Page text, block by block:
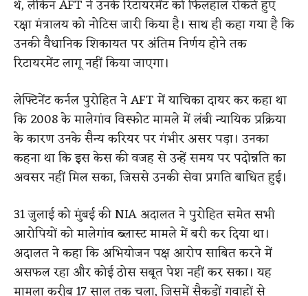
थे, लेकिन AFT ने उनके रिटायरमेंट को फिलहाल रोकते हुए
रक्षा मंत्रालय को नोटिस जारी किया है। साथ ही कहा गया है कि
उनकी वैधानिक शिकायत पर अंतिम निर्णय होने तक
रिटायरमेंट लागू नहीं किया जाएगा।
लेफ्टिनेंट कर्नल पुरोहित ने AFT में याचिका दायर कर कहा था
कि 2008 के मालेगांव विस्फोट मामले में लंबी न्यायिक प्रक्रिया
के कारण उनके सैन्य करियर पर गंभीर असर पड़ा। उनका
कहना था कि इस केस की वजह से उन्हें समय पर पदोन्नति का
अवसर नहीं मिल सका, जिससे उनकी सेवा प्रगति बाधित हुई।
31 जुलाई को मुंबई की NIA अदालत ने पुरोहित समेत सभी
आरोपियों को मालेगांव ब्लास्ट मामले में बरी कर दिया था।
अदालत ने कहा कि अभियोजन पक्ष आरोप साबित करने में
असफल रहा और कोई ठोस सबूत पेश नहीं कर सका। यह